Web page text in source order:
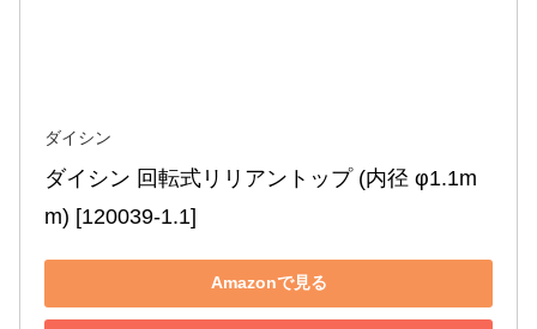
ダイシン
ダイシン 回転式リリアントップ (内径 φ1.1m
m) [120039-1.1]
Amazonで見る